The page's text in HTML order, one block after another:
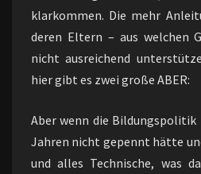
klarkommen. Die mehr
deren Eltern – aus welchen
nicht ausreichend
hier gibt es zwei große ABER:
Aber wenn die Bildungspolitik
Jahren nicht gepennt hätte
und alles Technische, was